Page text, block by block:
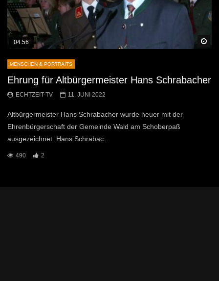
04:56
MENSCHEN & PORTRAITS
Ehrung für Altbürgermeister Hans Schrabacher
ECHTZEIT-TV 11. JUNI 2022
Altbürgermeister Hans Schrabacher wurde heuer mit der
Ehrenbürgerschaft der Gemeinde Wald am Schoberpaß
ausgezeichnet. Hans Schrabac...
490 2